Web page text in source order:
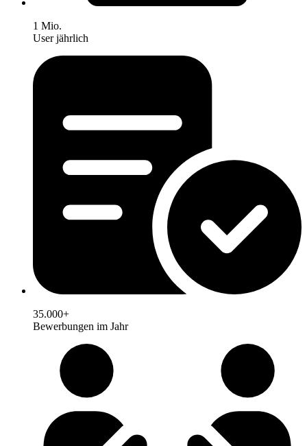
1 Mio.
User jährlich
35.000+
Bewerbungen im Jahr